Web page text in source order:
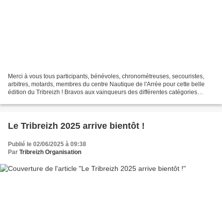
Merci à vous tous participants, bénévoles, chronométreuses, secouristes,
arbitres, motards, membres du centre Nautique de l'Arrée pour cette belle
édition du Tribreizh ! Bravos aux vainqueurs des différentes catégories
Le Tribreizh 2025 arrive bientôt !
Publié le 02/06/2025 à 09:38
Par Tribreizh Organisation